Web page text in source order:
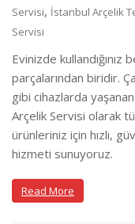
Servisi, İstanbul Arçelik
Servisi
Evinizde
parçalarından biridir.
gibi cihazlarda
Arçelik Servisi olarak
ürünleriniz için hızlı,
hizmeti sunuyoruz.
Read More